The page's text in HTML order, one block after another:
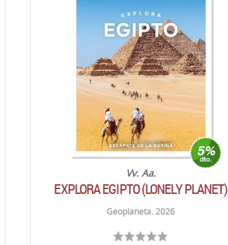
Vv. Aa.
EXPLORA EGIPTO (LONELY PLANET)
Geoplaneta. 2026